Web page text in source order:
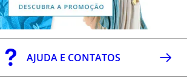
AJUDA E CONTATOS